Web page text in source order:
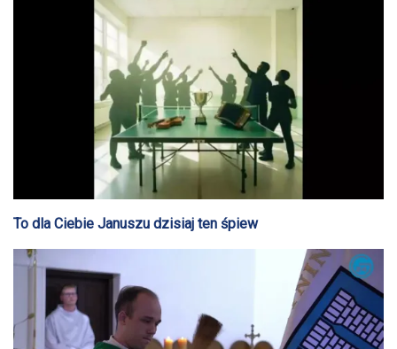
To dla Ciebie Januszu dzisiaj ten śpiew